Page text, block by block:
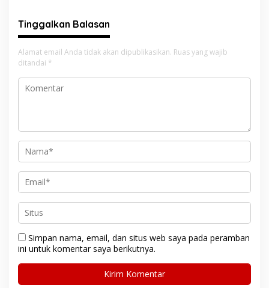
Tinggalkan Balasan
Alamat email Anda tidak akan dipublikasikan. Ruas yang wajib
ditandai *
Simpan nama, email, dan situs web saya pada peramban
ini untuk komentar saya berikutnya.